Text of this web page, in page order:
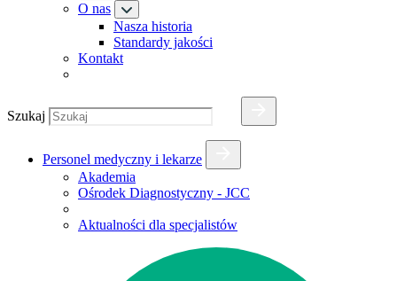
O nas
Nasza historia
Standardy jakości
Kontakt
Szukaj
Personel medyczny i lekarze
Akademia
Ośrodek Diagnostyczny - JCC
Aktualności dla specjalistów